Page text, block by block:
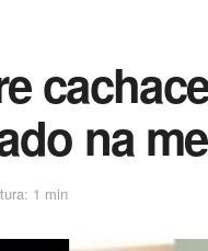
na
1 min